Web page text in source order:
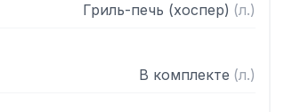
Гриль-печь (хоспер) (л.)
В комплекте (л.)